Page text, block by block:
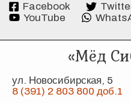
Facebook
YouTube
«Мёд
ул. Новосибирская, 5
8 (391) 2 803 800 доб.1